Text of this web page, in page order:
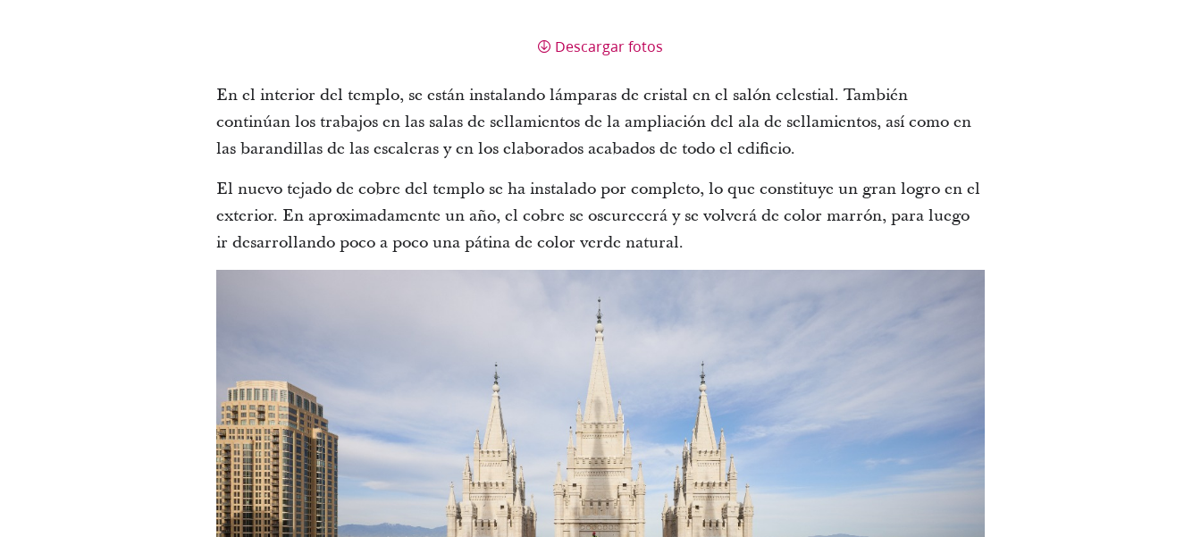
Descargar fotos
En el interior del templo, se están instalando lámparas de cristal en el salón celestial. También
continúan los trabajos en las salas de sellamientos de la ampliación del ala de sellamientos, así como en
las barandillas de las escaleras y en los elaborados acabados de todo el edificio.
El nuevo tejado de cobre del templo se ha instalado por completo, lo que constituye un gran logro en el
exterior. En aproximadamente un año, el cobre se oscurecerá y se volverá de color marrón, para luego
ir desarrollando poco a poco una pátina de color verde natural.